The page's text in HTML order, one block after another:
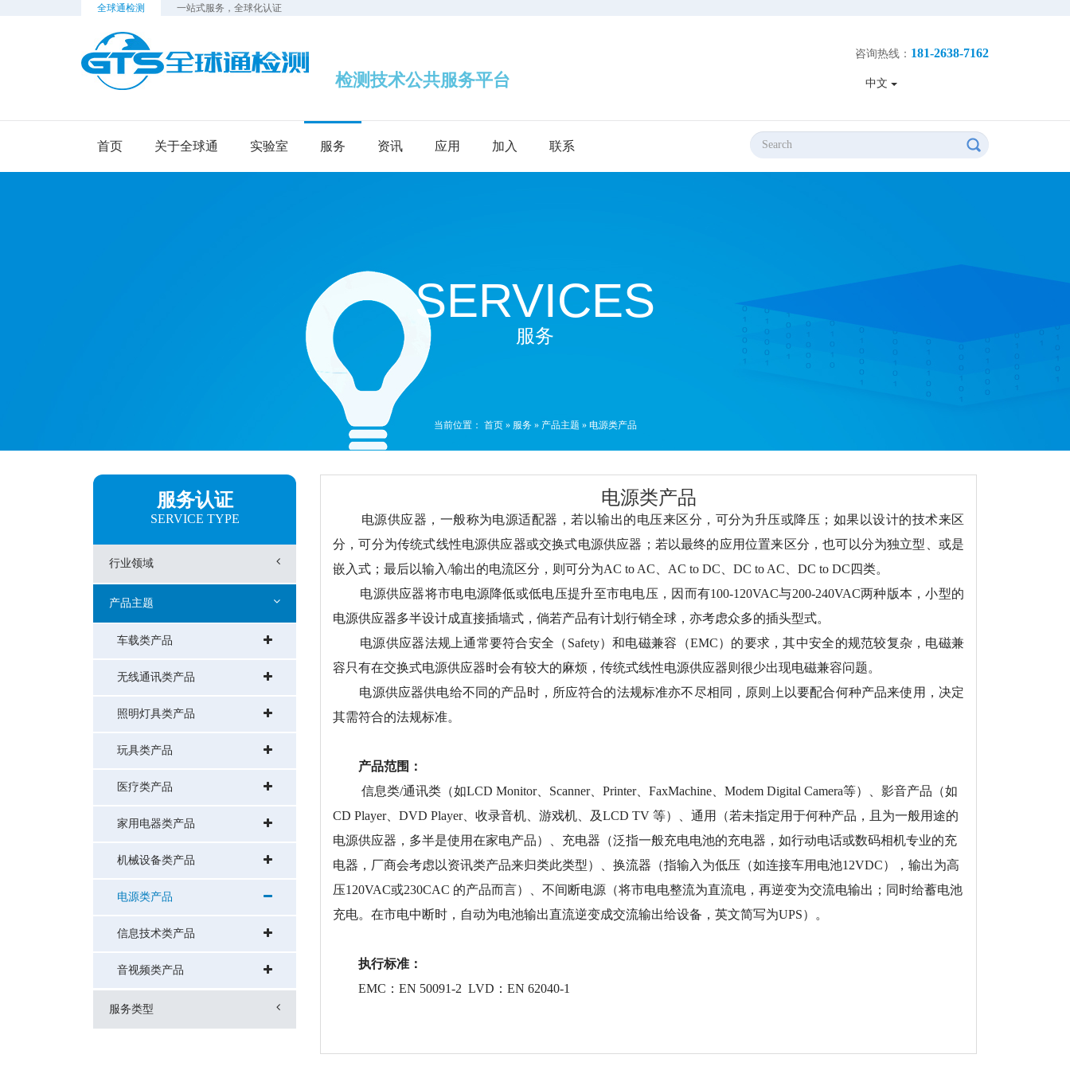
全球通检测 一站式服务，全球化认证
检测技术公共服务平台
咨询热线： 181-2638-7162
中文
首页 关于全球通 实验室 服务 资讯 应用 加入 联系
SERVICES
服务
当前位置： 首页» 服务» 产品主题 » 电源类产品
服务认证
SERVICE TYPE
行业领域
产品主题
车载类产品
无线通讯类产品
照明灯具类产品
玩具类产品
医疗类产品
家用电器类产品
机械设备类产品
电源类产品
信息技术类产品
音视频类产品
服务类型
电源类产品
电源供应器，一般称为电源适配器，若以输出的电压来区分，可分为升压或降压；如果以设计的技术来区
分，可分为传统式线性电源供应器或交换式电源供应器；若以最终的应用位置来区分，也可以分为独立型、或是
嵌入式；最后以输入/输出的电流区分，则可分为AC to AC、AC to DC、DC to AC、DC to DC四类。
电源供应器将市电电源降低或低电压提升至市电电压，因而有100-120VAC与200-240VAC两种版本，小型的
电源供应器多半设计成直接插墙式，倘若产品有计划行销全球，亦考虑众多的插头型式。
电源供应器法规上通常要符合安全（Safety）和电磁兼容（EMC）的要求，其中安全的规范较复杂，电磁兼
容只有在交换式电源供应器时会有较大的麻烦，传统式线性电源供应器则很少出现电磁兼容问题。
电源供应器供电给不同的产品时，所应符合的法规标准亦不尽相同，原则上以要配合何种产品来使用，决定
其需符合的法规标准。
产品范围：
信息类/通讯类（如LCD Monitor、Scanner、Printer、FaxMachine、Modem Digital Camera等）、影音产品（如
CD Player、DVD Player、收录音机、游戏机、及LCD TV 等）、通用（若未指定用于何种产品，且为一般用途的
电源供应器，多半是使用在家电产品）、充电器（泛指一般充电电池的充电器，如行动电话或数码相机专业的充
电器，厂商会考虑以资讯类产品来归类此类型）、换流器（指输入为低压（如连接车用电池12VDC），输出为高
压120VAC或230CAC 的产品而言）、不间断电源（将市电电整流为直流电，再逆变为交流电输出；同时给蓄电池
充电。在市电中断时，自动为电池输出直流逆变成交流输出给设备，英文简写为UPS）。
执行标准：
EMC：EN 50091-2 LVD：EN 62040-1